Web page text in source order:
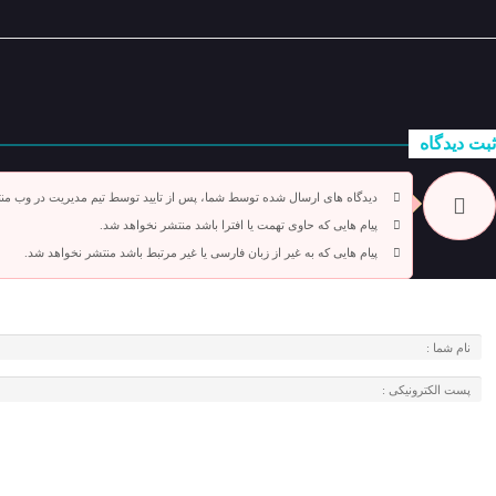
ثبت دیدگاه
دیدگاه های ارسال شده توسط شما، پس از تایید توسط تیم مدیریت در وب
پیام هایی که حاوی تهمت یا افترا باشد منتشر نخواهد شد.
پیام هایی که به غیر از زبان فارسی یا غیر مرتبط باشد منتشر نخواهد شد.